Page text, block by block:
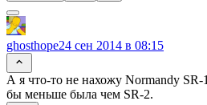
ghosthope24 сен 2014 в 08:15
А я что-то не нахожу Normandy
бы меньше была чем SR-2.